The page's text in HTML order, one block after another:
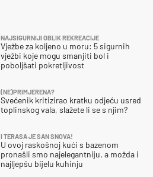
NAJSIGURNIJI OBLIK REKREACIJE
Vježbe za koljeno u moru: 5 sigurnih
vježbi koje mogu smanjiti bol i
poboljšati pokretljivost
(NE)PRIMJERENA?
Svećenik kritizirao kratku odjeću usred
toplinskog vala, slažete li se s njim?
I TERASA JE SAN SNOVA!
U ovoj raskošnoj kući s bazenom
pronašli smo najelegantniju, a možda i
najljepšu bijelu kuhinju